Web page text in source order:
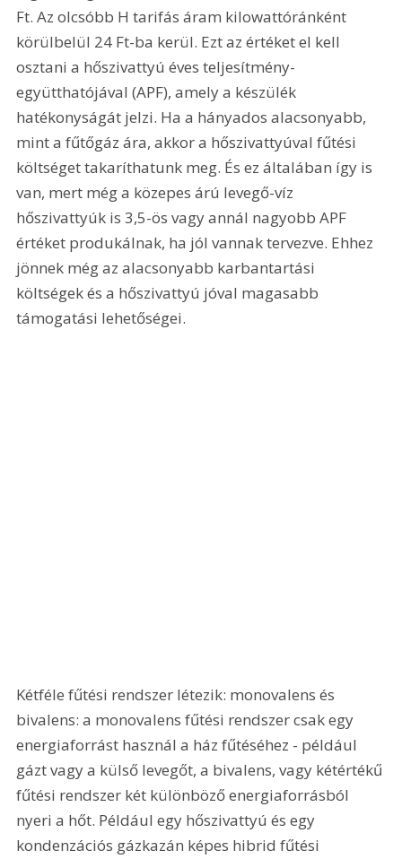
Ft. Az olcsóbb H tarifás áram kilowattóránként
körülbelül 24 Ft-ba kerül. Ezt az értéket el kell
osztani a hőszivattyú éves teljesítmény-
együtthatójával (APF), amely a készülék
hatékonyságát jelzi. Ha a hányados alacsonyabb,
mint a fűtőgáz ára, akkor a hőszivattyúval fűtési
költséget takaríthatunk meg. És ez általában így is
van, mert még a közepes árú levegő-víz
hőszivattyúk is 3,5-ös vagy annál nagyobb APF
értéket produkálnak, ha jól vannak tervezve. Ehhez
jönnek még az alacsonyabb karbantartási
költségek és a hőszivattyú jóval magasabb
támogatási lehetőségei.
Kétféle fűtési rendszer létezik: monovalens és
bivalens: a monovalens fűtési rendszer csak egy
energiaforrást használ a ház fűtéséhez - például
gázt vagy a külső levegőt, a bivalens, vagy kétértékű
fűtési rendszer két különböző energiaforrásból
nyeri a hőt. Például egy hőszivattyú és egy
kondenzációs gázkazán képes hibrid fűtési